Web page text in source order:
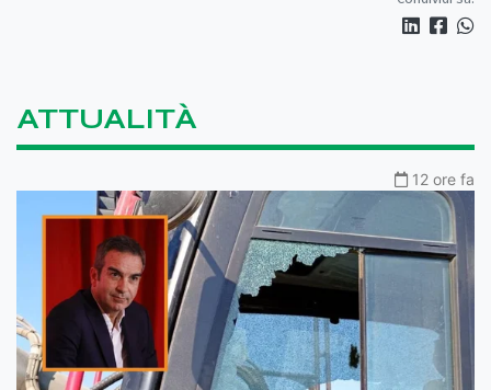
ATTUALITÀ
12 ore fa